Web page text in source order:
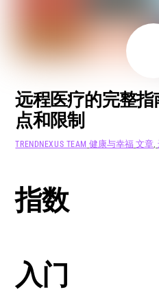
远程医疗的完整
点和限制
TRENDNEXUS TEAM 健康与幸福 文章 ,
指数
入门